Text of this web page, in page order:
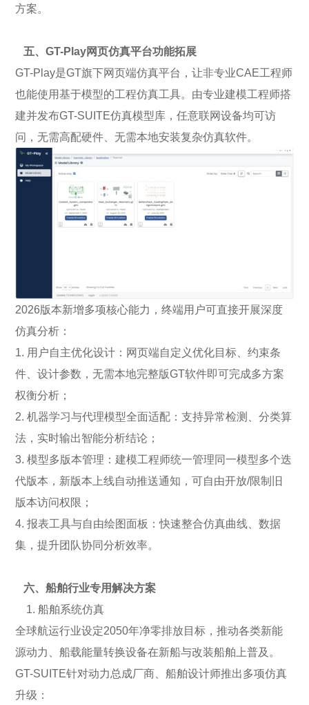
方案。
五、GT-Play网页仿真平台功能拓展
GT-Play是GT旗下网页端仿真平台，让非专业CAE工程师
也能使用基于模型的工程仿真工具。由专业建模工程师搭
建并发布GT-SUITE仿真模型库，任意联网设备均可访
问，无需高配硬件、无需本地安装复杂仿真软件。
2026版本新增多项核心能力，终端用户可直接开展深度
仿真分析：
1. 用户自主优化设计：网页端自定义优化目标、约束条
件、设计参数，无需本地完整版GT软件即可完成多方案
权衡分析；
2. 机器学习与代理模型全面适配：支持异常检测、分类算
法，实时输出智能分析结论；
3. 模型多版本管理：建模工程师统一管理同一模型多个迭
代版本，新版本上线自动推送通知，可自由开放/限制旧
版本访问权限；
4. 报表工具与自由绘图面板：快速整合仿真曲线、数据
集，提升团队协同分析效率。
六、船舶行业专用解决方案
1. 船舶系统仿真
全球航运行业设定2050年净零排放目标，推动各类新能
源动力、船载能量转换设备在新船与改装船舶上普及。
GT-SUITE针对动力总成厂商、船舶设计师推出多项仿真
升级：